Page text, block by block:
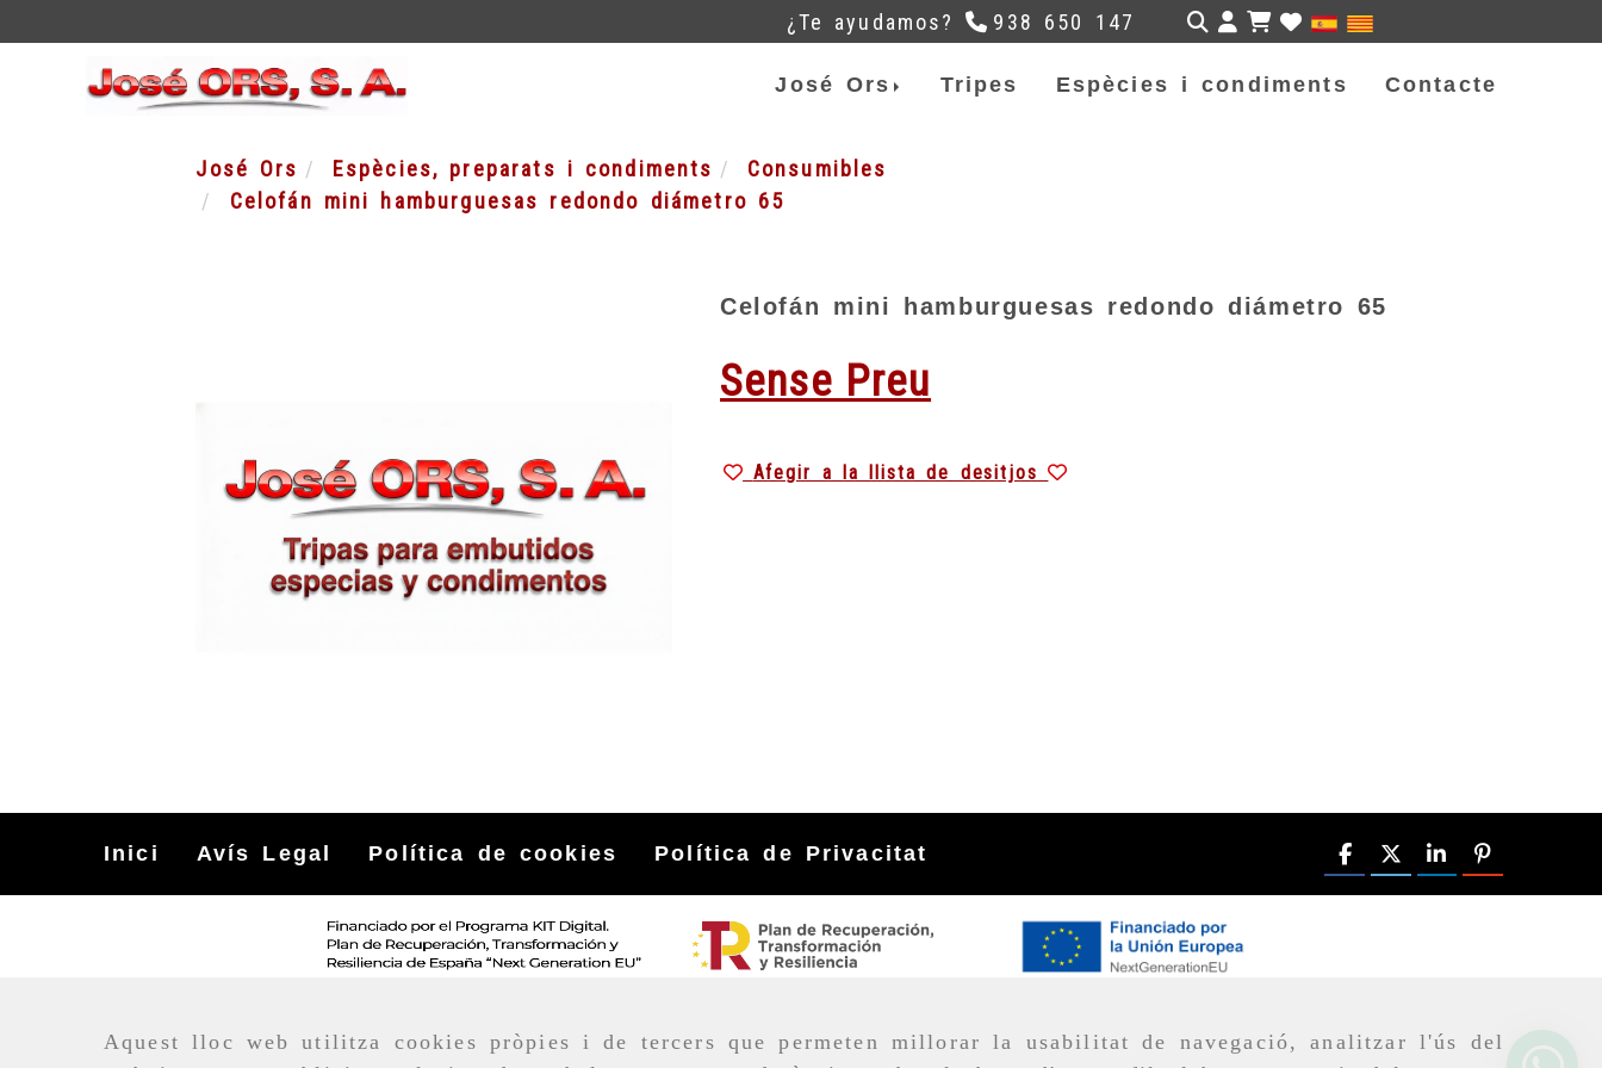
Aquest lloc web utilitza cookies pròpies i de tercers que permeten millorar la usabilitat de navegació, analitzar l'ús del
¿Te ayudamos? 938 650 147 Identifícat
José Ors Tripes Espècies i condiments Contacte
José Ors Espècies, preparats i condiments
Consumibles
Celofán mini hamburguesas redondo diámetro 65
Celofán mini hamburguesas redondo diámetro 65
Sense Preu
Afegir a la llista de desitjos
Inici Avís Legal Política de cookies Política de Privacitat